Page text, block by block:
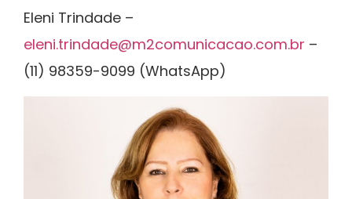
Eleni Trindade –
eleni.trindade@m2comunicacao.com.br –
(11) 98359-9099 (WhatsApp)